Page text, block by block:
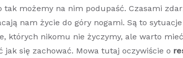
tak możemy na nim podupaść. Czasami
nam życie do góry nogami. Są to
których nikomu nie życzymy, ale warto
jak się zachować. Mowa tutaj oczywiście o